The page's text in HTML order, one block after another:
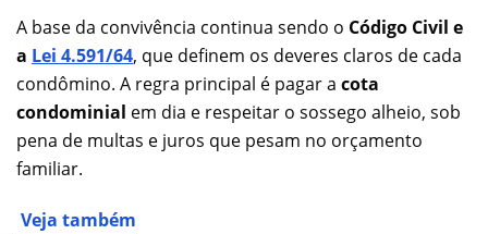
A base da convivência continua sendo o Código Civil e
a Lei 4.591/64, que definem os deveres claros de cada
condômino. A regra principal é pagar a cota
condominial em dia e respeitar o sossego alheio, sob
pena de multas e juros que pesam no orçamento
familiar.
Veja também